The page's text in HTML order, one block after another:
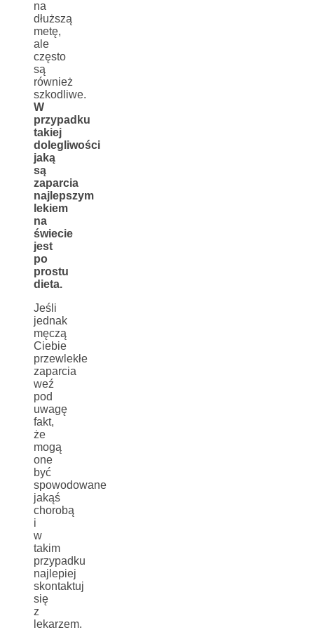
na
dłuższą
metę,
ale
często
są
również
szkodliwe.
W
przypadku
takiej
dolegliwości
jaką
są
zaparcia
najlepszym
lekiem
na
świecie
jest
po
prostu
dieta.
Jeśli
jednak
męczą
Ciebie
przewlekłe
zaparcia
weź
pod
uwagę
fakt,
że
mogą
one
być
spowodowane
jakąś
chorobą
i
w
takim
przypadku
najlepiej
skontaktuj
się
z
lekarzem.